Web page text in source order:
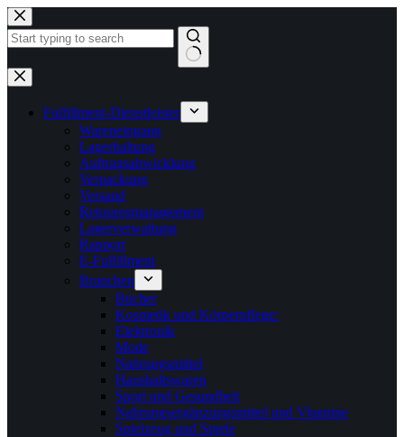
Zum
Inhalt
springen
Keine
Ergebnisse
Fulfillment-Dienstleister
Wareneingang
Lagerhaltung
Auftragsabwicklung
Verpackung
Versand
Retourenmanagement
Lagerverwaltung
Rapport
E-Fulfillment
Branchen
Bücher
Kosmetik und Körperpflege:
Elektronik
Mode
Nahrungsmittel
Haushaltswaren
Sport und Gesundheit
Nahrungsergänzungsmittel und Vitamine
Spielzeug und Spiele